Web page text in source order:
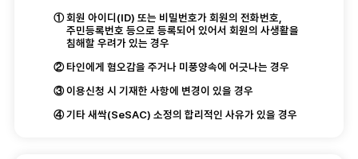
① 회원 아이디(ID) 또는 비밀번호가 회원의 전화번호,
주민등록번호 등으로 등록되어 있어서 회원의 사생활을
침해할 우려가 있는 경우
② 타인에게 혐오감을 주거나 미풍양속에 어긋나는 경우
③ 이용신청 시 기재한 사항에 변경이 있을 경우
④ 기타 새싹(SeSAC) 소정의 합리적인 사유가 있을 경우